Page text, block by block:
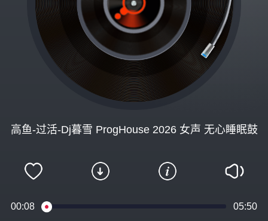
高鱼-过活-Dj暮雪 ProgHouse 2026 女声 无心睡眠鼓
00:09 05:50